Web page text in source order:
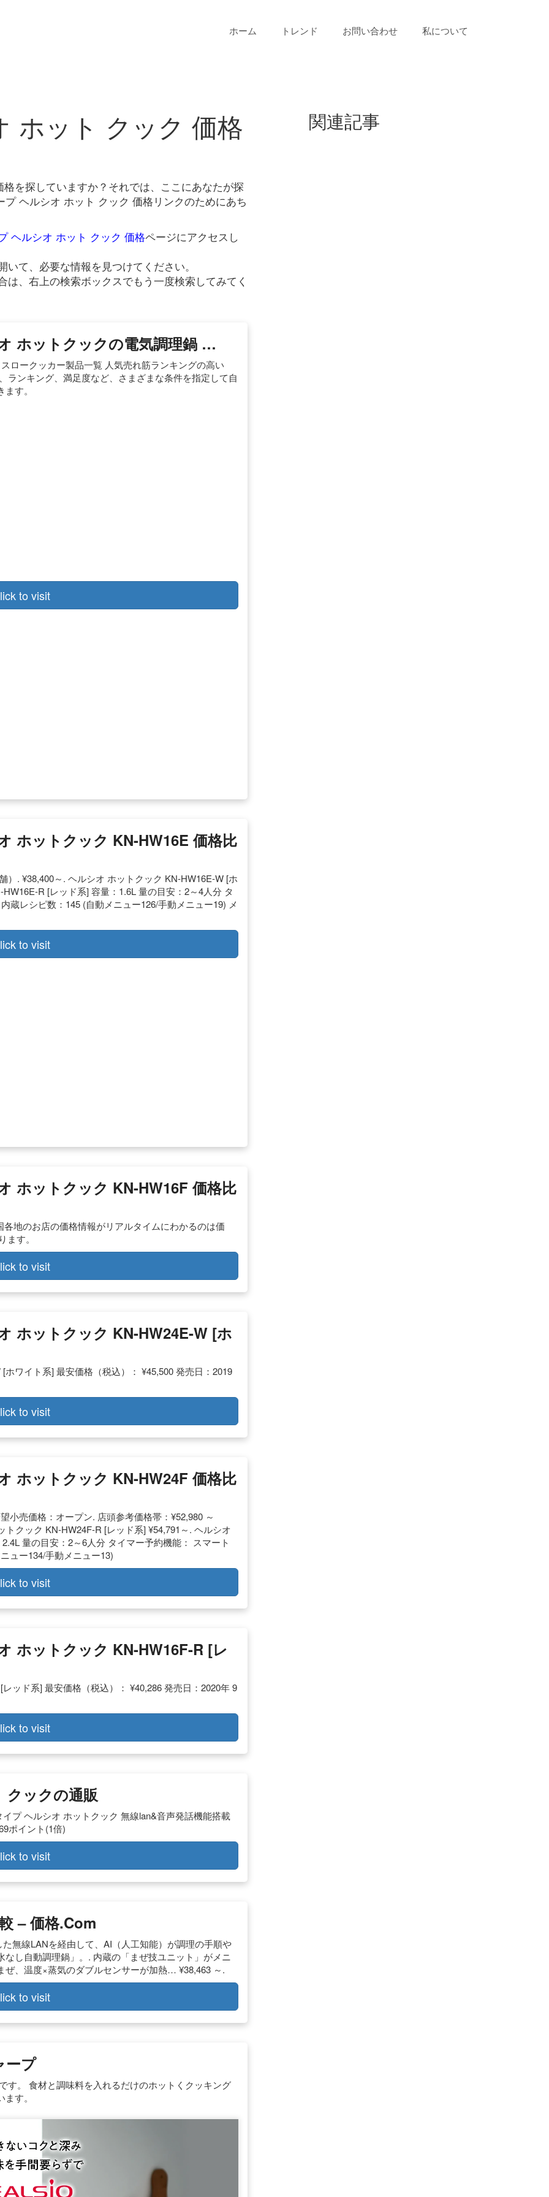
ホーム トレンド お問い合わせ 私について
ホット クック 価格
を探していますか？それでは、ここにあなたが探
ヘルシオ ホット クック 価格リンクのためにあち
ヘルシオ ホット クック 価格ページにアクセスし
て、必要な情報を見つけてください。
は、右上の検索ボックスでもう一度検索してみてく
ホットクックの電気調理鍋 …
ロークッカー製品一覧 人気売れ筋ランキングの高い
ランキング、満足度など、さまざまな条件を指定して自
す。
to visit
ホットクック KN-HW16E 価格比
）. ¥38,400～. ヘルシオ ホットクック KN-HW16E-W [ホ
R [レッド系] 容量：1.6L 量の目安：2～4人分 タ
蔵レシピ数：145 (自動メニュー126/手動メニュー19) メ
to visit
ホットクック KN-HW16F 価格比
地のお店の価格情報がリアルタイムにわかるのは価
す。
to visit
ホットクック KN-HW24E-W [ホ
ワイト系] 最安価格（税込）： ¥45,500 発売日：2019
to visit
ホットクック KN-HW24F 価格比
小売価格：オープン. 店頭参考価格帯：¥52,980 ～
クック KN-HW24F-R [レッド系] ¥54,791～. ヘルシオ
量の目安：2～6人分 タイマー予約機能： スマート
ュー134/手動メニュー13)
to visit
ホットクック KN-HW16F-R [レ
ッド系] 最安価格（税込）： ¥40,286 発売日：2020年 9
to visit
クックの通販
プ ヘルシオ ホットクック 無線lan&音声発話機能搭載
ポイント(1倍)
to visit
– 価格.com
無線LANを経由して、AI（人工知能）が調理の手順や
し自動調理鍋」。. 内蔵の「まぜ技ユニット」がメニ
、温度×蒸気のダブルセンサーが加熱… ¥38,463 ～.
to visit
ープ
す。 食材と調味料を入れるだけのホットくクッキング
す。
関連記事